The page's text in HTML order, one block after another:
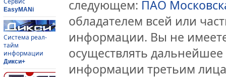
EasyMANi
Система реал-
тайм
информации
Дикси+
следующем: ПАО
обладателем всей или
информации. Вы не
осуществлять
информации третьим